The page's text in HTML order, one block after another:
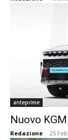
anteprime
Nuovo
Redazione - 25